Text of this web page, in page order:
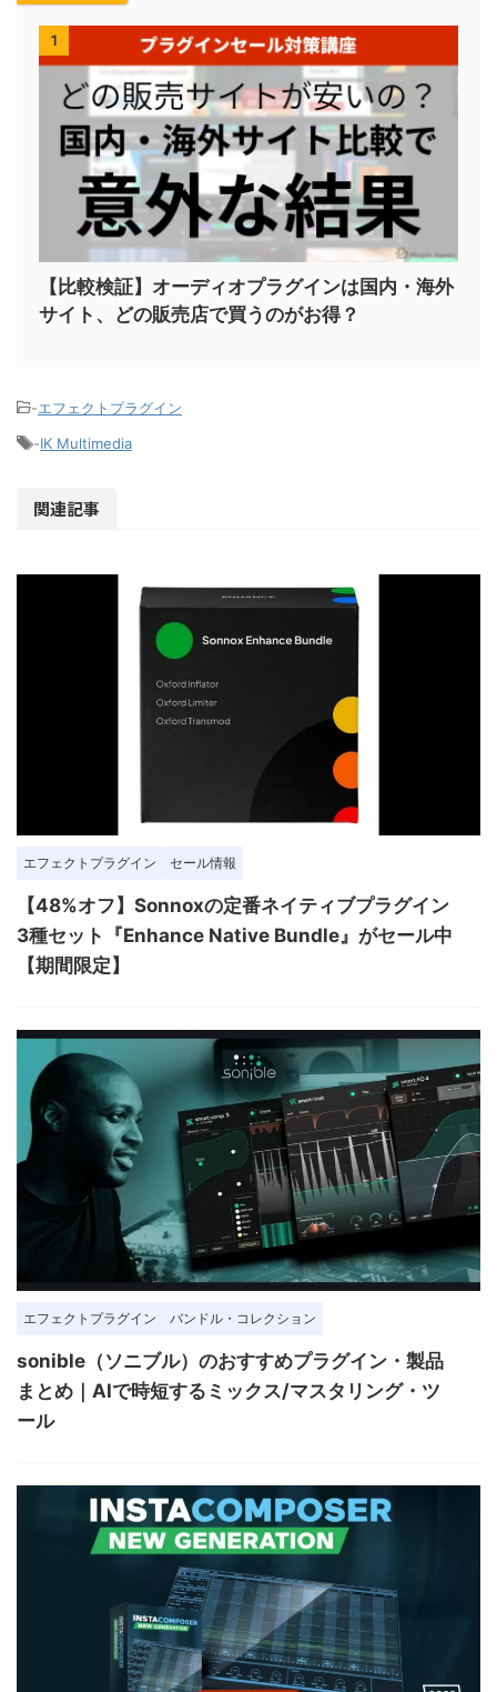
1
【比較検証】オーディオプラグインは国内・海外
サイト、どの販売店で買うのがお得？
-エフェクトプラグイン
-IK Multimedia
関連記事
エフェクトプラグイン セール情報
【48%オフ】Sonnoxの定番ネイティブプラグイン
3種セット『Enhance Native Bundle』がセール中
【期間限定】
エフェクトプラグイン バンドル・コレクション
sonible（ソニブル）のおすすめプラグイン・製品
まとめ｜AIで時短するミックス/マスタリング・ツ
ール